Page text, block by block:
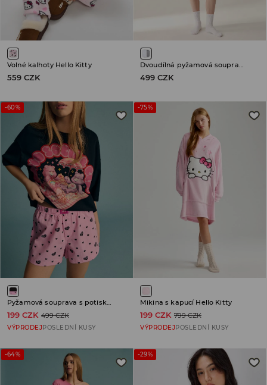
Volné kalhoty Hello Kitty
559 CZK
Dvoudílná pyžamová souprava Moomin
499 CZK
-60%
199 CZK 499 CZK
VÝPRODEJPOSLEDNÍ KUSY
-75%
Mikina s kapucí Hello Kitty
199 CZK 799 CZK
VÝPRODEJPOSLEDNÍ KUSY
-64% -29%